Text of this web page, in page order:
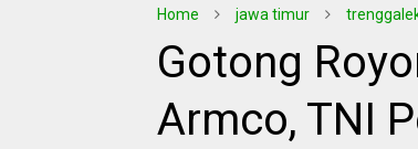
Home jawa timur
Gotong
Armco, TNI